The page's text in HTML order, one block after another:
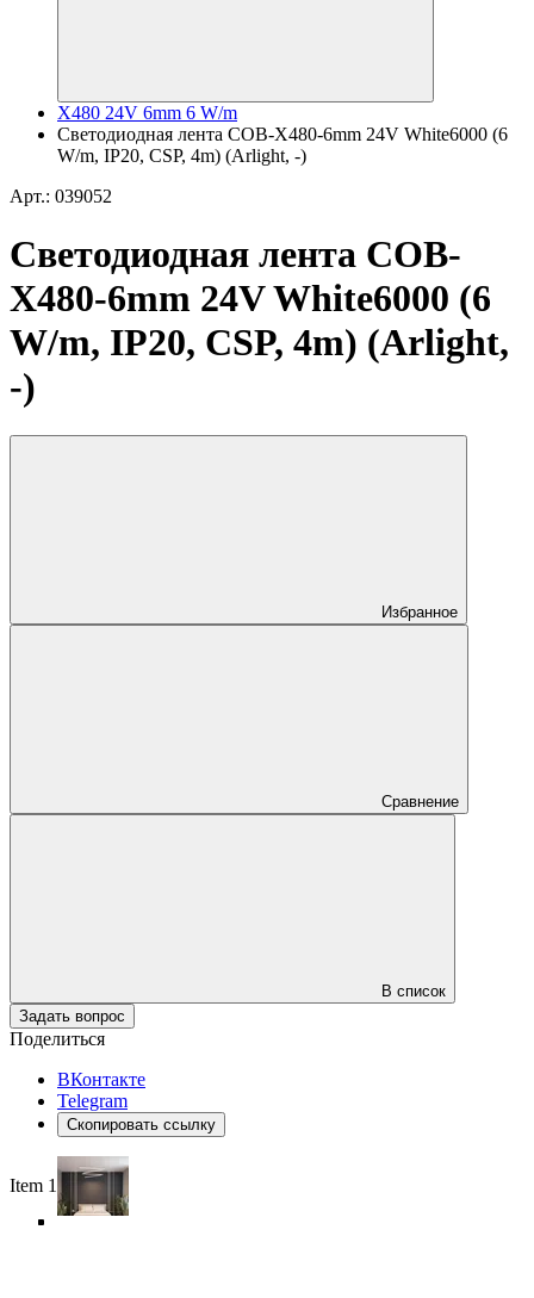
X480 24V 6mm 6 W/m
Светодиодная лента COB-X480-6mm 24V White6000 (6
W/m, IP20, CSP, 4m) (Arlight, -)
Арт.: 039052
Светодиодная лента COB-
X480-6mm 24V White6000 (6
W/m, IP20, CSP, 4m) (Arlight,
-)
Избранное
Сравнение
В список
Задать вопрос
Поделиться
ВКонтакте
Telegram
Скопировать ссылку
Item 1 of 6